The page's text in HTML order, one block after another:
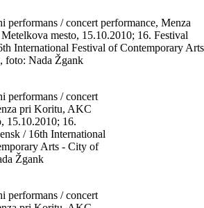
performans / concert performance, Menza
mesto, 15.10.2010; 16. Festival
International Festival of Contemporary Arts
foto: Nada Žgank
performans / concert
pri Koritu, AKC
15.10.2010; 16.
/ 16th International
Arts - City of
Žgank
performans / concert